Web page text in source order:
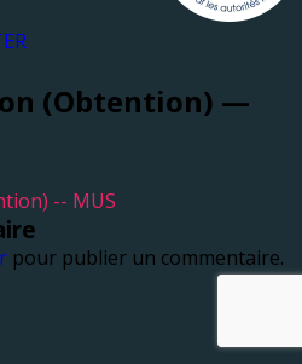
(Obtention) —
-- MUS
pour publier un commentaire.